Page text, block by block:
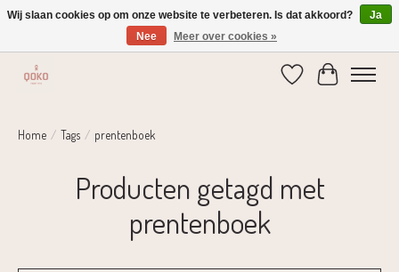
Verzending 1-2 dagen | Gratis verzending vanaf € 75,-
Verlanglijst
Home / Tags / prentenboek
Producten getagd met
prentenboek
Wij slaan cookies op om onze website te verbeteren. Is dat akkoord?
Ja
Nee
Meer over cookies »